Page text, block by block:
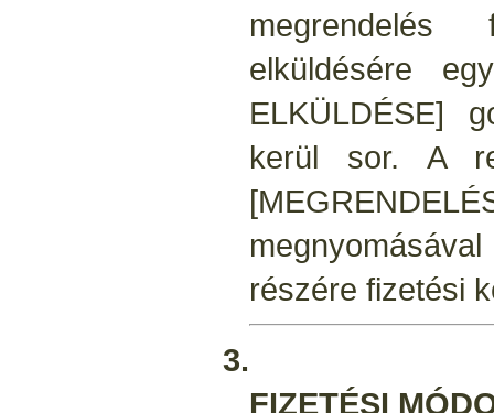
elküldésére
ELKÜLDÉSE]
kerül sor. A
részére fizetési
3.
FIZETÉSI